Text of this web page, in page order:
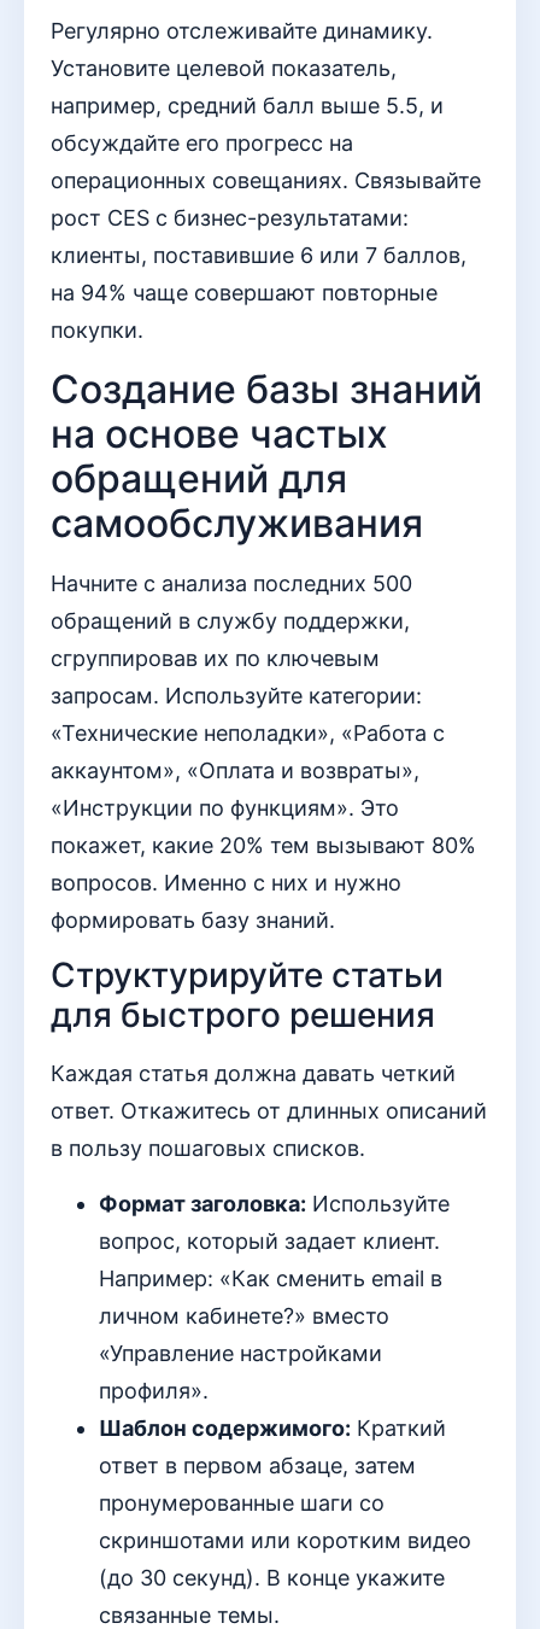
Регулярно отслеживайте динамику.
Установите целевой показатель,
например, средний балл выше 5.5, и
обсуждайте его прогресс на
операционных совещаниях. Связывайте
рост CES с бизнес-результатами:
клиенты, поставившие 6 или 7 баллов,
на 94% чаще совершают повторные
покупки.
Создание базы знаний
на основе частых
обращений для
самообслуживания
Начните с анализа последних 500
обращений в службу поддержки,
сгруппировав их по ключевым
запросам. Используйте категории:
«Технические неполадки», «Работа с
аккаунтом», «Оплата и возвраты»,
«Инструкции по функциям». Это
покажет, какие 20% тем вызывают 80%
вопросов. Именно с них и нужно
формировать базу знаний.
Структурируйте статьи
для быстрого решения
Каждая статья должна давать четкий
ответ. Откажитесь от длинных описаний
в пользу пошаговых списков.
Формат заголовка: Используйте
вопрос, который задает клиент.
Например: «Как сменить email в
личном кабинете?» вместо
«Управление настройками
профиля».
Шаблон содержимого: Краткий
ответ в первом абзаце, затем
пронумерованные шаги со
скриншотами или коротким видео
(до 30 секунд). В конце укажите
связанные темы.